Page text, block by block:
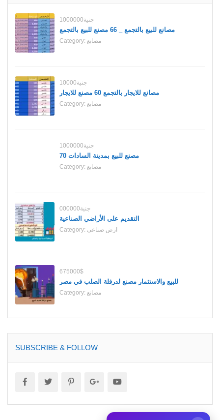
1000000جنية
مصانع للبيع بالتجمع _ 66 مصنع للبيع بالتجمع
Category: مصانع
10000جنية
مصانع للايجار بالتجمع 60 مصنع للايجار
Category: مصانع
1000000جنية
70 مصنع للبيع بمدينة السادات
Category: مصانع
000000جنية
التقديم على الأراضي الصناعية
Category: ارض صناعى
675000$
للبيع والاستثمار مصنع لدرفلة الصلب في مصر
Category: مصانع
SUBSCRIBE & FOLLOW